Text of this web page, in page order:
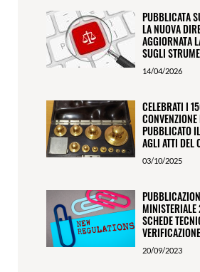
PUBBLICATA
LA NUOVA
AGGIORNATA
SUGLI
14/04/2026
CELEBRATI I
PUBBLICATO
AGLI ATTI DEL
03/10/2025
SCHEDE
20/09/2023